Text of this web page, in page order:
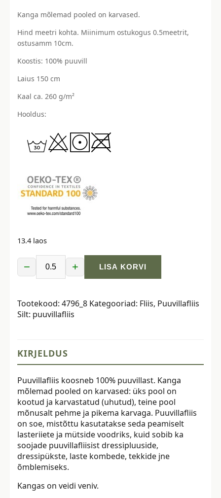
Kanga mõlemad pooled on karvased.
Hind meetri kohta. Miinimum ostukogus 0.5meetrit,
ostusamm 10cm.
Koostis: 100% puuvill
Laius 150 cm
Kaal ca. 260 g/m²
Hooldus:
13.4 laos
−
Puuvillafliis
Sheepskin,
puuvill
-
+ LISA KORVI
Tootekood: 4796_8 Kategooriad: Fliis, Puuvillafliis
Silt: puuvillafliis
KIRJELDUS
Puuvillafliis koosneb 100% puuvillast. Kanga
mõlemad pooled on karvased: üks pool on
kootud ja karvastatud (uhutud), teine pool
mõnusalt pehme ja pikema karvaga. Puuvillafliis
on soe, mistõttu kasutatakse seda peamiselt
lasteriiete ja mütside voodriks, kuid sobib ka
soojade puuvillafliisist dressipluuside,
dressipükste, laste kombede, tekkide jne
õmblemiseks.
Kangas on veidi veniv.